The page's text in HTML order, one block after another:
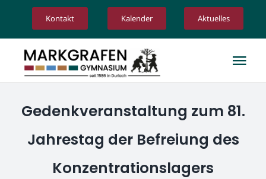
springen
Kontakt Kalender Aktuelles
Schulgemeinschaft
Gedenkveranstaltung zum 81.
Jahrestag der Befreiung des
Konzentrationslagers